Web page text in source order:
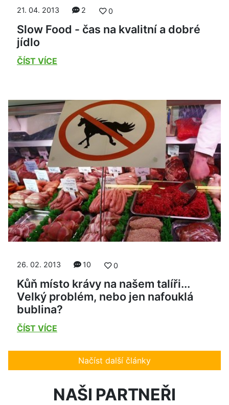
21. 04. 2013 2 0
Slow Food - čas na kvalitní a dobré
jídlo
ČÍST VÍCE
26. 02. 2013 10 0
Kůň místo krávy na našem talíři...
Velký problém, nebo jen nafouklá
bublina?
ČÍST VÍCE
Načíst další články
NAŠI PARTNEŘI